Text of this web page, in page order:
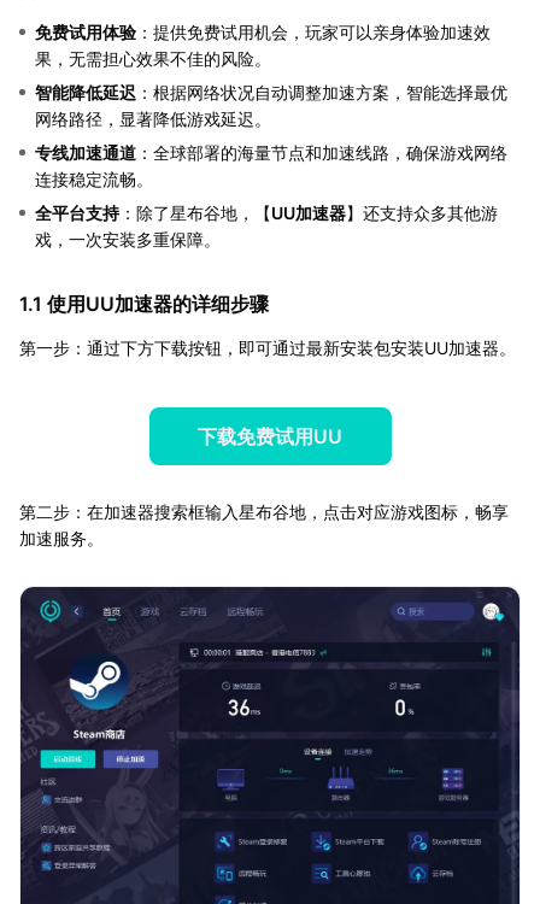
免费试用体验 ：提供免费试用机会，玩家可以亲身体验加速效
果，无需担心效果不佳的风险。
智能降低延迟 ：根据网络状况自动调整加速方案，智能选择最优
网络路径，显著降低游戏延迟。
专线加速通道 ：全球部署的海量节点和加速线路，确保游戏网络
连接稳定流畅。
全平台支持：除了星布谷地，【UU加速器】还支持众多其他游
戏，一次安装多重保障。
1.1 使用UU加速器的详细步骤
第一步：通过下方下载按钮，即可通过最新安装包安装UU加速器。
下载免费试用UU
第二步：在加速器搜索框输入星布谷地，点击对应游戏图标，畅享
加速服务。